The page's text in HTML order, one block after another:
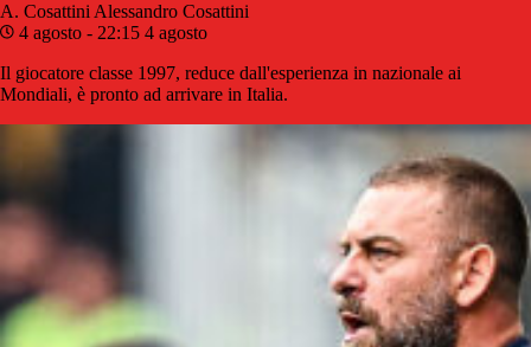
A. Cosattini Alessandro Cosattini
4 agosto - 22:15 4 agosto
Il giocatore classe 1997, reduce dall'esperienza in nazionale ai
Mondiali, è pronto ad arrivare in Italia.